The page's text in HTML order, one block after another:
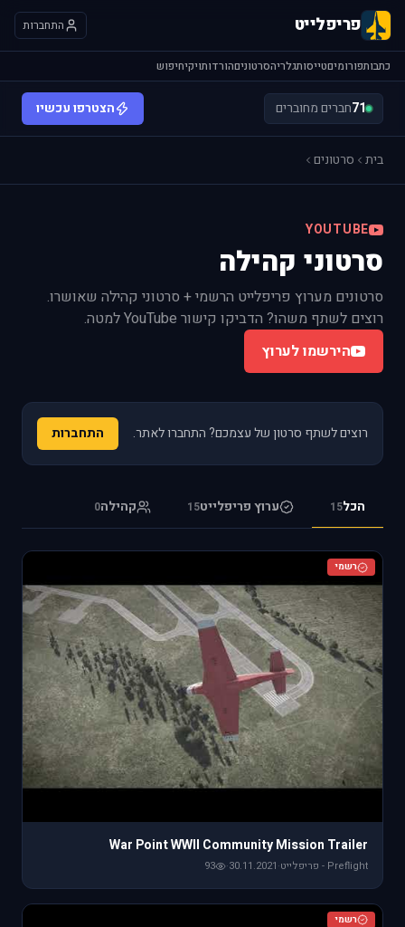
פריפלייט התחברות
כתבותפורומיםטייסותגלריהסרטוניםהורדותויקיחיפוש
71חברים מחוברים הצטרפו עכשיו
בית סרטונים
YOUTUBE
סרטוני קהילה
סרטונים מערוץ פריפלייט הרשמי + סרטוני קהילה שאושרו.
רוצים לשתף משהו? הדביקו קישור YouTube למטה.
הירשמו לערוץ
רוצים לשתף סרטון של עצמכם? התחברו לאתר. התחברות
הכל15 ערוץ פריפלייט15 קהילה0
רשמי
War Point WWII Community Mission Trailer
Preflight - פריפלייט ·
30.11.2021
·
93
רשמי